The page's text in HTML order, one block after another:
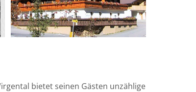
bietet seinen Gästen unzählige